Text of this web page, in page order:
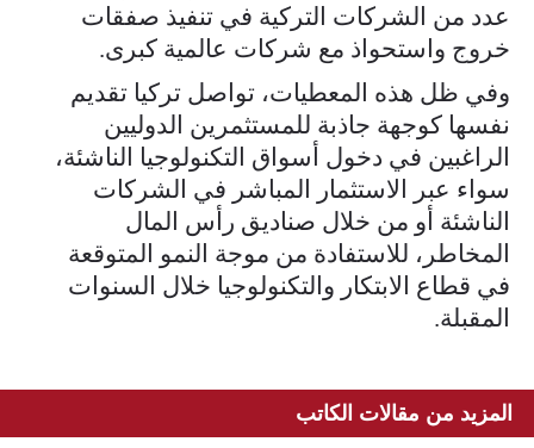
عدد من الشركات التركية في تنفيذ صفقات
خروج واستحواذ مع شركات عالمية كبرى.
وفي ظل هذه المعطيات، تواصل تركيا تقديم
نفسها كوجهة جاذبة للمستثمرين الدوليين
الراغبين في دخول أسواق التكنولوجيا الناشئة،
سواء عبر الاستثمار المباشر في الشركات
الناشئة أو من خلال صناديق رأس المال
المخاطر، للاستفادة من موجة النمو المتوقعة
في قطاع الابتكار والتكنولوجيا خلال السنوات
المقبلة.
المزيد من مقالات الكاتب